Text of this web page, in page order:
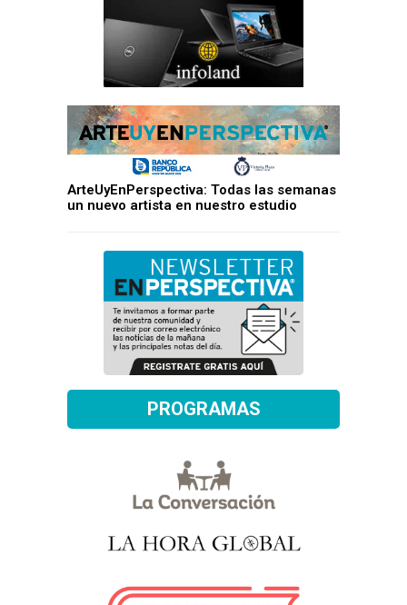
ArteUyEnPerspectiva: Todas las semanas
un nuevo artista en nuestro estudio
PROGRAMAS